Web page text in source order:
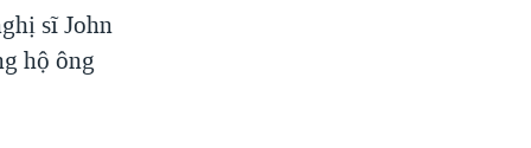
sĩ John
hộ ông